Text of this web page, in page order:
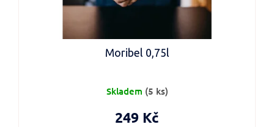
Moribel 0,75l
249 Kč
Skladem (5 ks)